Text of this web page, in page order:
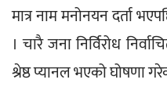
मात्र नाम मनोनयन दर्ता
। चारै जना निर्विरोध
श्रेष्ठ प्यानल भएको घोषणा